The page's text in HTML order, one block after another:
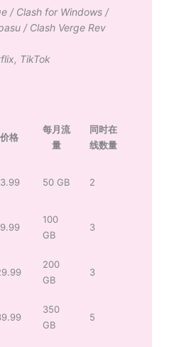
/ Clash for Windows/
/ Clash Verge Rev
, TikTok
价格
每月流
量
同时在
线数量
50 GB 2
100
GB
3
200
GB
3
350
GB
5